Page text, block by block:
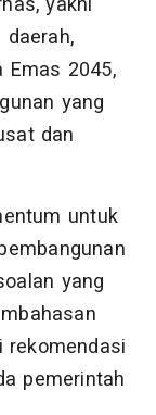
Emas 2045,
yang
dan
untuk
yang
rekomendasi
pemerintah